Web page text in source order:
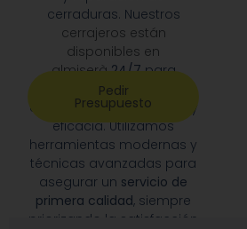
cerraduras. Nuestros
cerrajeros están
disponibles en
almiserà 24/7para
responder a cualquier
emergencia con rapidez y
eficacia. Utilizamos
herramientas modernas y
técnicas avanzadas para
asegurar un servicio de
primera calidad, siempre
priorizando la satisfacción
Pedir
Presupuesto